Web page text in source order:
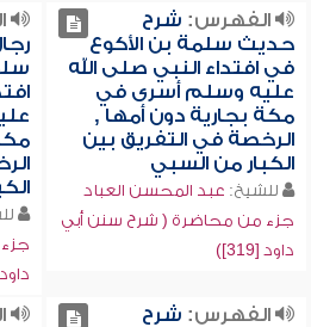
الفهرس: شرح
حديث سلمة بن الأكوع
في افتداء النبي صلى الله
عليه وسلم أسرى في
مكة بجارية دون أمها ,
الرخصة في التفريق بين
الكبار من السبي
للشيخ: عبد المحسن العباد
جزء من محاضرة ( شرح سنن أبي
داود [319])
داود
الفهرس: شرح